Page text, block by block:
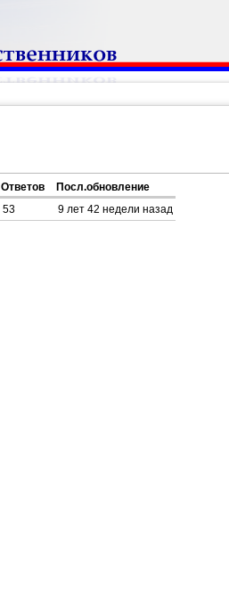
Ответов
Посл.обновление
53 9 лет 42 недели назад